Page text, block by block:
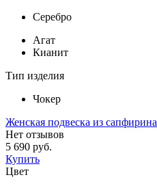
Серебро
Агат
Кианит
Тип изделия
Чокер
Женская подвеска из сапфирина
Нет отзывов
5 690 руб.
Купить
Цвет